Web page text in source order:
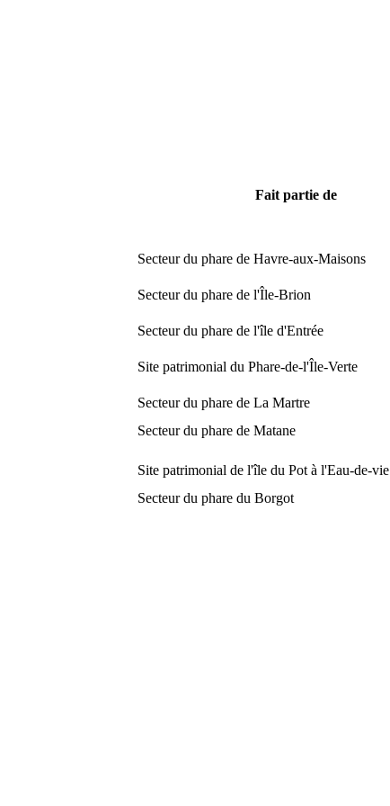
Fait partie de
Secteur du phare de Havre-aux-Maisons
Secteur du phare de l'Île-Brion
Secteur du phare de l'île d'Entrée
Site patrimonial du Phare-de-l'Île-Verte
Secteur du phare de La Martre
Secteur du phare de Matane
Site patrimonial de l'île du Pot à l'Eau-de-vie
Secteur du phare du Borgot